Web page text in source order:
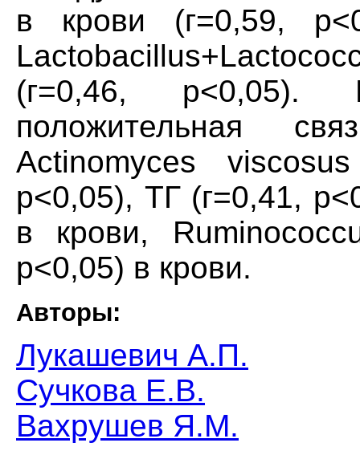
в крови (г=0,59,
(г=0,46, р<0,05).
положительная
Actinomyces
р<0,05), ТГ (г=0,41,
в крови,
р<0,05) в крови.
Авторы:
Лукашевич А.П.
Сучкова Е.В.
Вахрушев Я.М.